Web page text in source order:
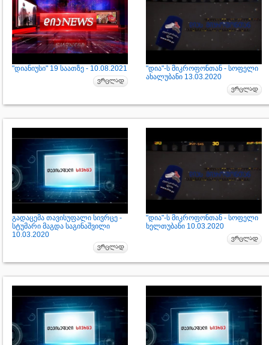
"დიანიუსი" 19 საათზე - 10.08.2021
"დია"-ს მიკროფონთან - სოფელი
ახალუბანი 13.03.2020
გადაცემა თავისუფალი სივრცე -
სტუმარი მაგდა საგინაშვილი
10.03.2020
"დია"-ს მიკროფონთან - სოფელი
ხელთუბანი 10.03.2020